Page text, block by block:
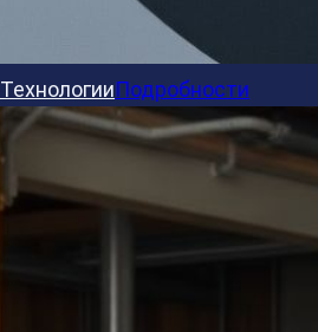
ТехнологииПодробности